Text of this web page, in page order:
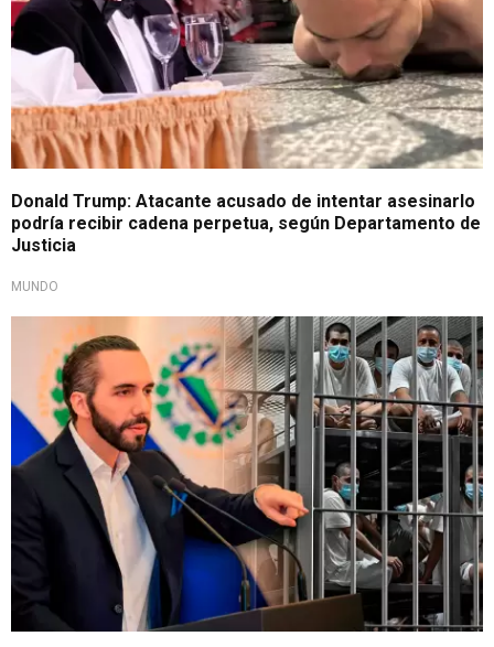
Donald Trump: Atacante acusado de intentar asesinarlo
podría recibir cadena perpetua, según Departamento de
Justicia
MUNDO
Juventud bajo castigo